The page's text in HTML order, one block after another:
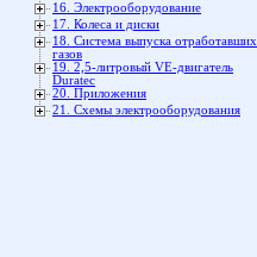
16. Электрооборудование
17. Колеса и диски
18. Система выпуска отработавших
газов
19. 2,5-литровый VЕ-двигатель
Duratec
20. Приложения
21. Схемы электрооборудования